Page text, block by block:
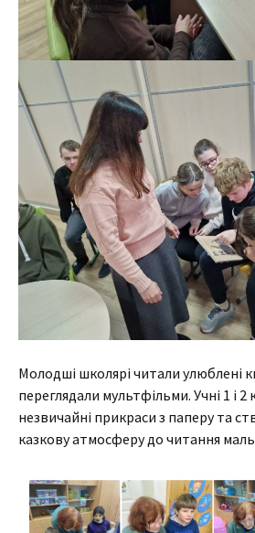
Молодші школярі читали улюблені
переглядали мультфільми. Учні 1 і 2
незвичайні прикраси з паперу та
казкову атмосферу до читання